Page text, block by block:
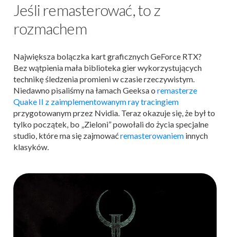
Jeśli remasterować, to z
rozmachem
Największa bolączka kart graficznych GeForce RTX?
Bez wątpienia mała biblioteka gier wykorzystujących
technikę śledzenia promieni w czasie rzeczywistym.
Niedawno pisaliśmy na łamach Geeksa o remasterze
Quake II z zaimplementowanym ray tracingiem
przygotowanym przez Nvidia. Teraz okazuje się, że był to
tylko początek, bo „Zieloni” powołali do życia specjalne
studio, które ma się zajmowaćremasterowaniem innych
klasyków.